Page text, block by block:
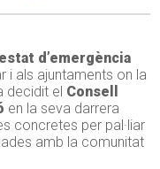
estat d’emergència
i als ajuntaments on la
decidit el Consell
en la seva darrera
concretes per pal·liar
amb la comunitat